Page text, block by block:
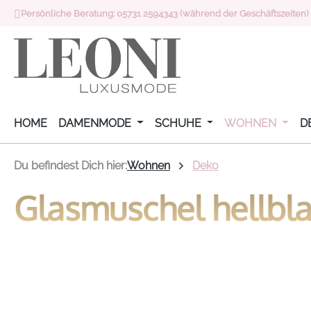
Hauptinhalt springen
Zur Suche springen
Zur Hauptnavigation springen
Persönliche Beratung: 05731 2594343 (während der Geschäftszeiten)
HOME DAMENMODE SCHUHE WOHNEN
Du befindest Dich hier:Wohnen Deko
Glasmuschel